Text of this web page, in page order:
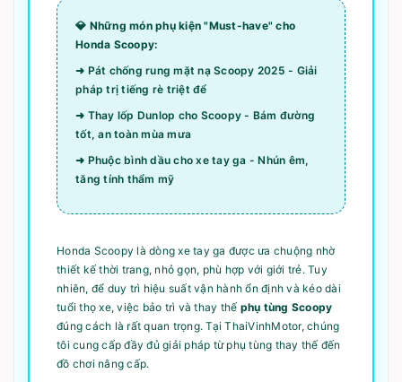
💎 Những món phụ kiện "Must-have" cho
Honda Scoopy:
➜ Pát chống rung mặt nạ Scoopy 2025 - Giải
pháp trị tiếng rè triệt để
➜ Thay lốp Dunlop cho Scoopy - Bám đường
tốt, an toàn mùa mưa
➜ Phuộc bình dầu cho xe tay ga - Nhún êm,
tăng tính thẩm mỹ
Honda Scoopy là dòng xe tay ga được ưa chuộng nhờ
thiết kế thời trang, nhỏ gọn, phù hợp với giới trẻ. Tuy
nhiên, để duy trì hiệu suất vận hành ổn định và kéo dài
tuổi thọ xe, việc bảo trì và thay thế phụ tùng Scoopy
đúng cách là rất quan trọng. Tại ThaiVinhMotor, chúng
tôi cung cấp đầy đủ giải pháp từ phụ tùng thay thế đến
đồ chơi nâng cấp.